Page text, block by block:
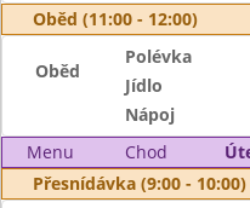
Oběd (11:00 - 12:00)
Oběd
Polévka
Jídlo
Nápoj
Menu
Chod
Přesnídávka (9:00 - 10:00)